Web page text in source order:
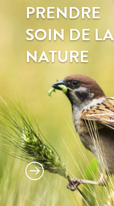
PRENDRE
SOIN DE LA
NATURE